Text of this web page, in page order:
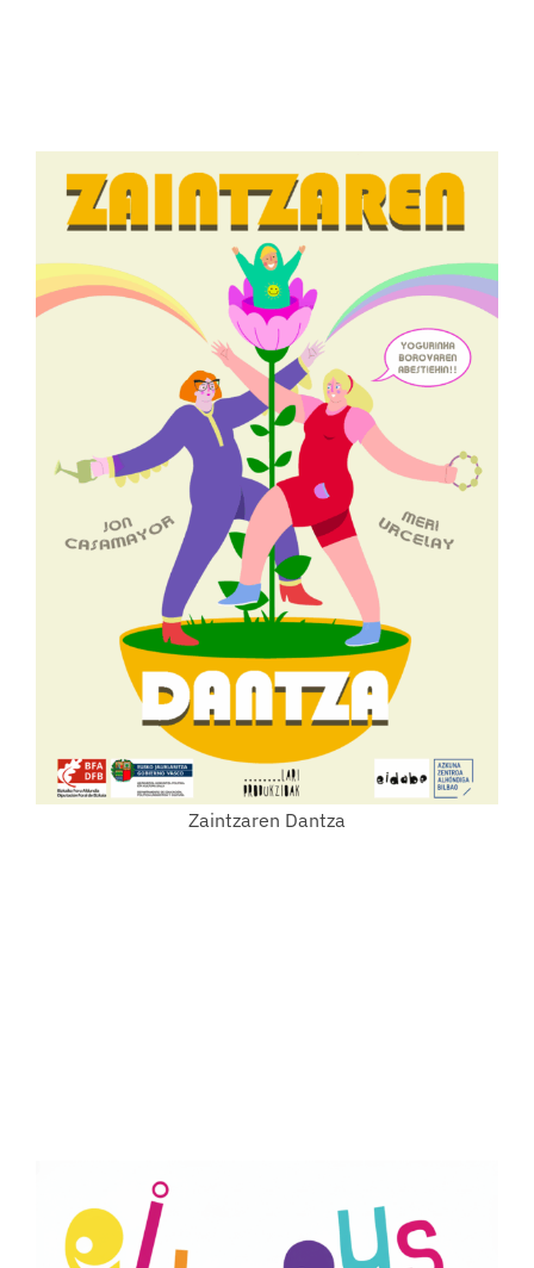
Zaintzaren Dantza